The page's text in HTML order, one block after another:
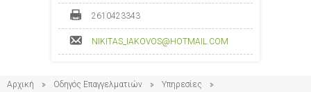
2610423343
NIKITAS_IAKOVOS@HOTMAIL.COM
Αρχική Οδηγός Επαγγελματιών
Υπηρεσίες